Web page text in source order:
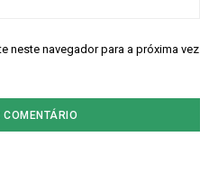
neste navegador para a próxima vez